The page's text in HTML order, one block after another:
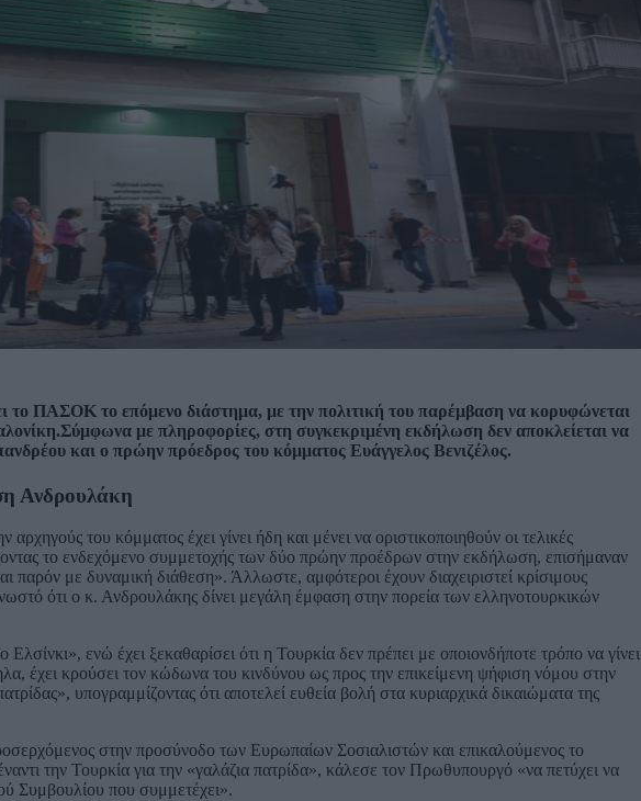
το ΠΑΣΟΚ το επόμενο διάστημα, με την πολιτική του παρέμβαση να κορυφώνεται
με πληροφορίες, στη συγκεκριμένη εκδήλωση δεν αποκλείεται να
και ο πρώην πρόεδρος του κόμματος Ευάγγελος Βενιζέλος.
Ανδρουλάκη
του κόμματος έχει γίνει ήδη και μένει να οριστικοποιηθούν οι τελικές
το ενδεχόμενο συμμετοχής των δύο πρώην προέδρων στην εκδήλωση, επισήμαναν
παρόν με δυναμική διάθεση». Άλλωστε, αμφότεροι έχουν διαχειριστεί κρίσιμους
ότι ο κ. Ανδρουλάκης δίνει μεγάλη έμφαση στην πορεία των ελληνοτουρκικών
ενώ έχει ξεκαθαρίσει ότι η Τουρκία δεν πρέπει με οποιονδήποτε τρόπο να γίνει
έχει κρούσει τον κώδωνα του κινδύνου ως προς την επικείμενη ψήφιση νόμου στην
υπογραμμίζοντας ότι αποτελεί ευθεία βολή στα κυριαρχικά δικαιώματα της
στην προσύνοδο των Ευρωπαίων Σοσιαλιστών και επικαλούμενος το
την Τουρκία για την «γαλάζια πατρίδα», κάλεσε τον Πρωθυπουργό «να πετύχει να
Συμβουλίου που συμμετέχει».